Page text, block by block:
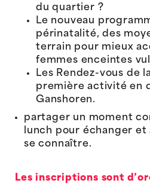
du quartier ?
Le nouveau
périnatalité, des
terrain pour mieux
femmes enceintes
Les Rendez-vous de
première activité en
Ganshoren.
partager un moment
lunch pour échanger
se connaître.
Les inscriptions sont